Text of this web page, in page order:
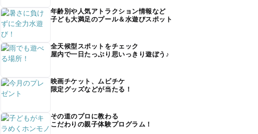
年齢別や人気アトラクション情報など
子ども大満足のプール＆水遊びスポット
全天候型スポットをチェック
屋内で一日たっぷり思いっきり遊ぼう♪
映画チケット、ムビチケ
限定グッズなどが当たる！
その道のプロに教わる
こだわりの親子体験プログラム！